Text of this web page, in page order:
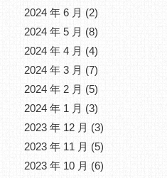
2024 年 6 月 (2)
2024 年 5 月 (8)
2024 年 4 月 (4)
2024 年 3 月 (7)
2024 年 2 月 (5)
2024 年 1 月 (3)
2023 年 12 月 (3)
2023 年 11 月 (5)
2023 年 10 月 (6)